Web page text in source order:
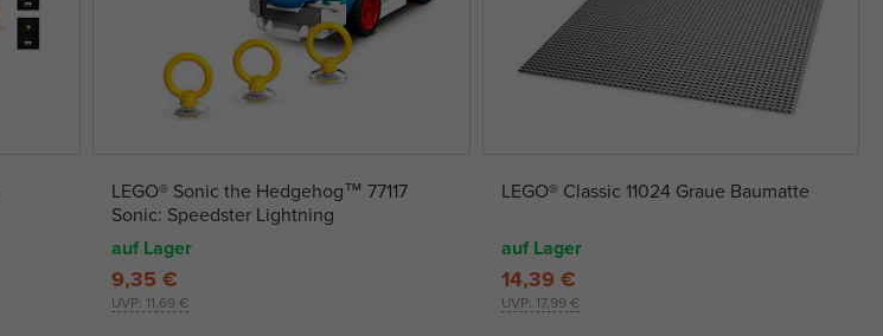
LEGO® Sonic the Hedgehog™ 77117
Sonic: Speedster Lightning
auf Lager
UVP: 11,69 €
9,35 €
LEGO® Classic 11024 Graue Baumatte
auf Lager
UVP: 17,99 €
14,39 €